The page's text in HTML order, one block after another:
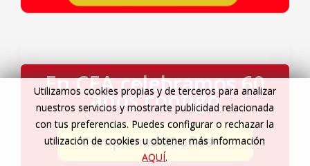
En CEA celebramos 60
años contigo
Cumplimos 60 años→
Utilizamos cookies propias y de terceros para analizar
nuestros servicios y mostrarte publicidad relacionada
con tus preferencias. Puedes configurar o rechazar la
utilización de cookies u obtener más información
AQUÍ.